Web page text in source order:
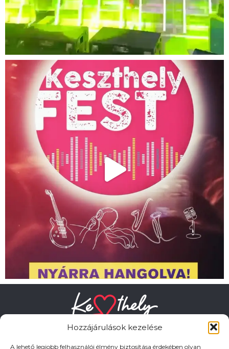
Hozzájárulások kezelése
A lehető legjobb felhasználói élmény biztosítása érdekében olyan